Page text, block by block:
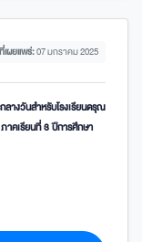
เผยแพร่:07 มกราคม 2025
างวันสำหรับโรงเรียนดรุณ
าคเรียนที่ 3 ปีการศึกษา